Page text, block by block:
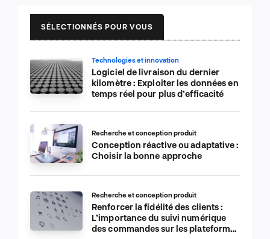
SÉLECTIONNÉS POUR VOUS
Technologies et innovation
Logiciel de livraison du dernier
kilomètre : Exploiter les données en
temps réel pour plus d’efficacité
Recherche et conception produit
Conception réactive ou adaptative :
Choisir la bonne approche
Recherche et conception produit
Renforcer la fidélité des clients :
L’importance du suivi numérique
des commandes sur les plateformes